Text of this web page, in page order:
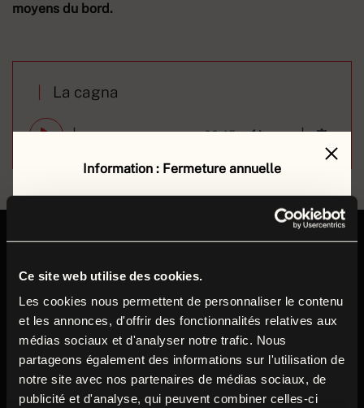
Ce site web utilise des cookies.
Les cookies nous permettent de personnaliser le contenu
et les annonces, d'offrir des fonctionnalités relatives aux
médias sociaux et d'analyser notre trafic. Nous
partageons également des informations sur l'utilisation de
notre site avec nos partenaires de médias sociaux, de
publicité et d'analyse, qui peuvent combiner celles-ci
Information : Fermeture annuelle
Le musée de la Grande Guerre est fermé au public
lundi 17 août au vendredi 4 septembre 2026
Durant cette période, nos équipes préparent la
rentrée et poursuivent leurs missions autour des
collections et du musée.
Nous vous donnons rendez-vous dès lesamedi 5
septembrepour la réouverture à l’occasion du
moyens du bord.
La cagna
00:45
Ouvert tous les jours
de 9h30 à 18h
Fermé le mardi
Fermeture annuelle : 17 août au 4 septembre 2026